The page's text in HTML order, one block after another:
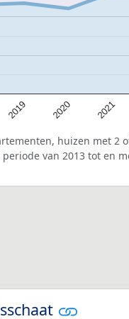
2019 2020 2021
huizen met 2
van 2013 tot en